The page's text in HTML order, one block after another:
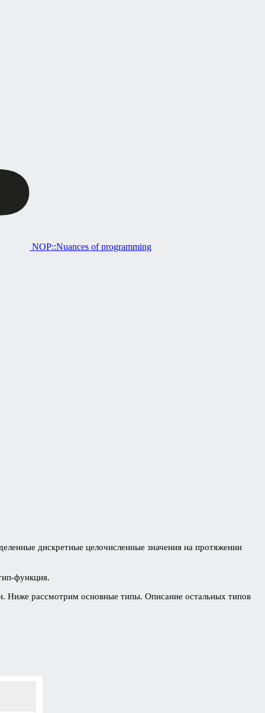
NOP::Nuances of programming
дискретные целочисленные значения на протяжении
функция.
Ниже рассмотрим основные типы. Описание остальных типов